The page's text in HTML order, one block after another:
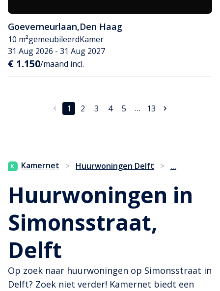
Goeverneurlaan,Den Haag
10 m²gemeubileerdKamer
31 Aug 2026 - 31 Aug 2027
€ 1.150/maand incl.
1 2 3 4 5 … 13
Kamernet > Huurwoningen Delft > ...
Huurwoningen in
Simonsstraat,
Delft
Op zoek naar huurwoningen op Simonsstraat in
Delft? Zoek niet verder! Kamernet biedt een